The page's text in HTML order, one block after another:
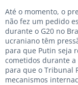
Até o momento, o
não fez um pedido
durante o G20 no
ucraniano têm
para que Putin seja
cometidos durante
para que o Tribunal
mecanismos